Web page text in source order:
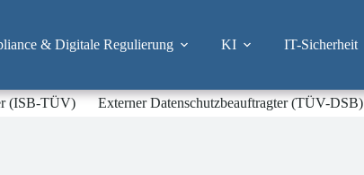
& Digitale Regulierung KI IT-Sicherheit
(ISB-TÜV) Externer Datenschutzbeauftragter (TÜV-DSB)